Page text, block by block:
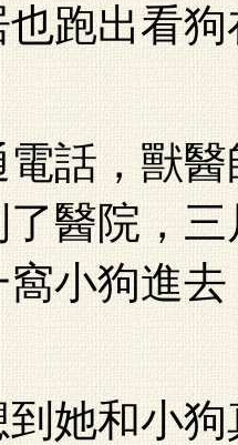
跑出看
話，獸
醫院，
小狗進
她和小狗